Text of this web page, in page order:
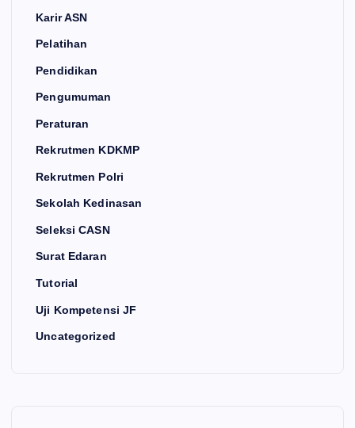
Karir ASN
Pelatihan
Pendidikan
Pengumuman
Peraturan
Rekrutmen KDKMP
Rekrutmen Polri
Sekolah Kedinasan
Seleksi CASN
Surat Edaran
Tutorial
Uji Kompetensi JF
Uncategorized